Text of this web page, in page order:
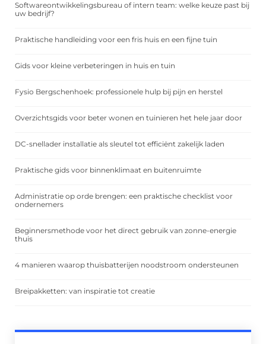
Softwareontwikkelingsbureau of intern team: welke keuze past bij
uw bedrijf?
Praktische handleiding voor een fris huis en een fijne tuin
Gids voor kleine verbeteringen in huis en tuin
Fysio Bergschenhoek: professionele hulp bij pijn en herstel
Overzichtsgids voor beter wonen en tuinieren het hele jaar door
DC-snellader installatie als sleutel tot efficiënt zakelijk laden
Praktische gids voor binnenklimaat en buitenruimte
Administratie op orde brengen: een praktische checklist voor
ondernemers
Beginnersmethode voor het direct gebruik van zonne-energie
thuis
4 manieren waarop thuisbatterijen noodstroom ondersteunen
Breipakketten: van inspiratie tot creatie